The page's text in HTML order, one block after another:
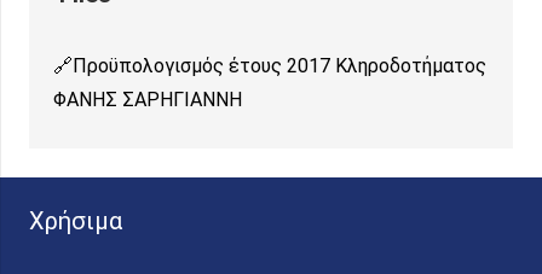
Προϋπολογισμός έτους 2017 Κληροδοτήματος
ΦΑΝΗΣ ΣΑΡΗΓΙΑΝΝΗ
Χρήσιμα